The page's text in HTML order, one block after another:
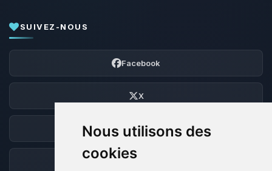
Nous utilisons des
cookies
SUIVEZ-NOUS
Facebook
X
Discord
Forum